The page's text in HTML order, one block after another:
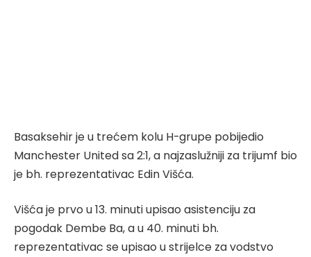
Basaksehir je u trećem kolu H-grupe pobijedio
Manchester United sa 2:1, a najzaslužniji za trijumf bio
je bh. reprezentativac Edin Višća.
Višća je prvo u 13. minuti upisao asistenciju za
pogodak Dembe Ba, a u 40. minuti bh.
reprezentativac se upisao u strijelce za vodstvo